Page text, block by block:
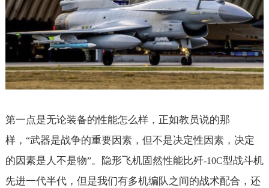
第一点是无论装备的性能怎么样，正如教员说的那
样， “武器是战争的重要因素，但不是决定性因素，决定
的因素是人不是物”。隐形飞机固然性能比歼-10C型战斗机
先进一代半代，但是我们有多机编队之间的战术配合，还